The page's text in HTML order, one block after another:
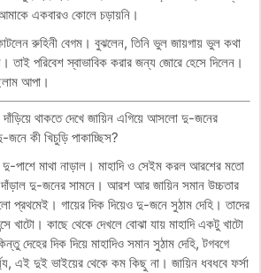
একবারও কোলে চড়ায়নি।
রুহিনী বেগম। বুঝলেন, তিনি ভুল জায়গায় ভুল কথা
তাই পরিবেশ স্বাভাবিক করার জন্য জোরে হেসে দিলেন।
আপা।
থাকতে দেখে জায়িন এগিয়ে আসলো দু-জনের
কী খিচুড়ি পাকাচ্ছিস?
পাশে মাথা নাড়াল। মাহাদি ও সেইম করল আরশের মতো
দু-জনের সামনে। আরশ আর জায়িন সমান উচ্চতার
প্রথমেই। গায়ের দিক দিয়েও দু-জনে সুঠাম দেহি। তাদের
খাটো। কাছে থেকে দেখলে বোঝা যায় মাহাদি একটু খাটো
দেহের দিক দিয়ে মাহাদিও সমান সুঠাম দেহি, টগবগে
এই দুই ভাইয়ের থেকে কম কিছু না। জায়িন ধবধবে ফর্সা